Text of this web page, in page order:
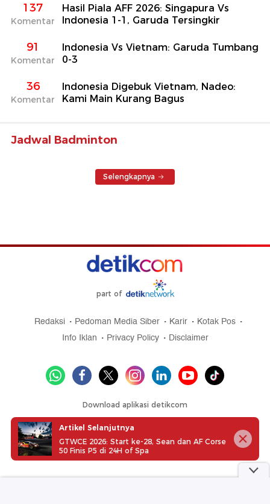
137
Komentar
Hasil Piala AFF 2026: Singapura Vs
Indonesia 1-1, Garuda Tersingkir
91
Komentar
Indonesia Vs Vietnam: Garuda Tumbang
0-3
36
Komentar
Indonesia Digebuk Vietnam, Nadeo:
Kami Main Kurang Bagus
Jadwal Badminton
Selengkapnya
part of
Redaksi Pedoman Media Siber Karir
Kotak Pos
Info Iklan
Privacy Policy Disclaimer
Download aplikasi detikcom
Copyright @ 2026 detikcom, All right reserved
Artikel Selanjutnya
GTWCE 2026: Start ke-28, Sean dan AF Corse
50 Finis P5 di 24H of Spa